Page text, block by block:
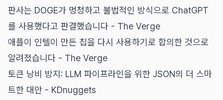
판사는 DOGE가 멍청하고 불법적인 방식으로 ChatGPT
를 사용했다고 판결했습니다 - The Verge
애플이 인텔이 만든 칩을 다시 사용하기로 합의한 것으로
알려졌습니다 - The Verge
토큰 낭비 방지: LLM 파이프라인을 위한 JSON의 더 스마
트한 대안 - KDnuggets